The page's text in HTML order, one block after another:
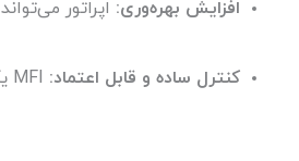
افزایش بهره‌وری: اپراتور می‌تواند
کنترل ساده و قابل اعتماد: